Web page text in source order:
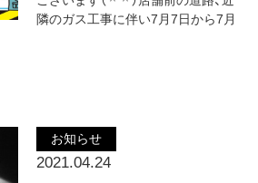
隣のガス工事に伴い7月7日から7月
お知らせ
2021.04.24